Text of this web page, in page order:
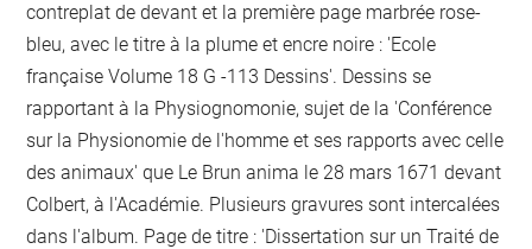
contreplat de devant et la première page marbrée rose-
bleu, avec le titre à la plume et encre noire : 'Ecole
française Volume 18 G -113 Dessins'. Dessins se
rapportant à la Physiognomonie, sujet de la 'Conférence
sur la Physionomie de l'homme et ses rapports avec celle
des animaux' que Le Brun anima le 28 mars 1671 devant
Colbert, à l'Académie. Plusieurs gravures sont intercalées
dans l'album. Page de titre : 'Dissertation sur un Traité de